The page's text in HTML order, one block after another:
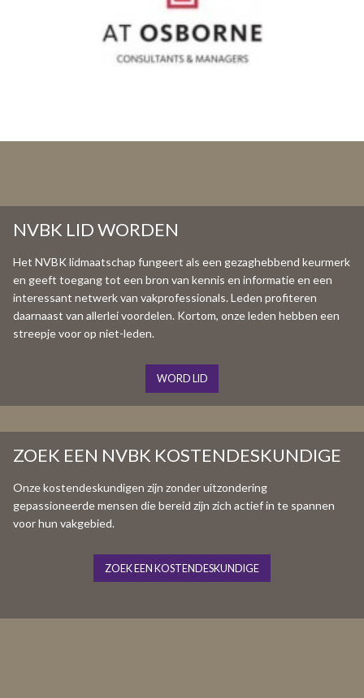
NVBK LID WORDEN
Het NVBK lidmaatschap fungeert als een gezaghebbend keurmerk
en geeft toegang tot een bron van kennis en informatie en een
interessant netwerk van vakprofessionals. Leden profiteren
daarnaast van allerlei voordelen. Kortom, onze leden hebben een
streepje voor op niet-leden.
WORD LID
ZOEK EEN NVBK KOSTENDESKUNDIGE
Onze kostendeskundigen zijn zonder uitzondering
gepassioneerde mensen die bereid zijn zich actief in te spannen
voor hun vakgebied.
ZOEK EEN KOSTENDESKUNDIGE